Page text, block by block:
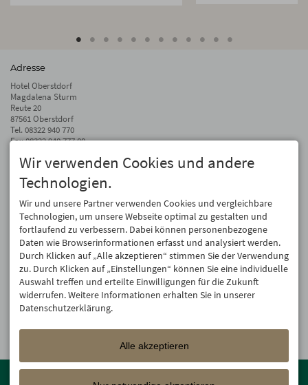
Adresse
Hotel Oberstdorf
Magdalena Sturm
Reute 20
87561 Oberstdorf
Tel. 08322 940 770
Fax 08322 940 777 00
info@hotel-oberstdorf.de
Auf dem Laufenden bleiben
Wir geben Ihre E-Mail-Adresse nicht weiter. Wir mögen auch keinen Spam.
Versprochen! Eine Abmeldung ist jederzeit möglich.
Anmelden
Mitglied der Oberstdorf Resort Familien mit den schönsten
Wir verwenden Cookies und andere
Technologien.
Wir und unsere Partner verwenden Cookies und vergleichbare
Technologien, um unsere Webseite optimal zu gestalten und
fortlaufend zu verbessern. Dabei können personenbezogene
Daten wie Browserinformationen erfasst und analysiert werden.
Durch Klicken auf „Alle akzeptieren“ stimmen Sie der Verwendung
zu. Durch Klicken auf „Einstellungen“ können Sie eine individuelle
Auswahl treffen und erteilte Einwilligungen für die Zukunft
widerrufen. Weitere Informationen erhalten Sie in unserer
Datenschutzerklärung.
Alle akzeptieren